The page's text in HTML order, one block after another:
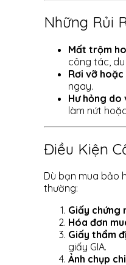
Những Rủi
Mất trộm
công tác, du
Rơi vỡ
ngay.
Hư hỏng do
làm nứt
Điều Kiện
Dù bạn mua bảo
thường:
Giấy chứng
Hóa đơn
Giấy thẩm
giấy GIA.
Ảnh chụp